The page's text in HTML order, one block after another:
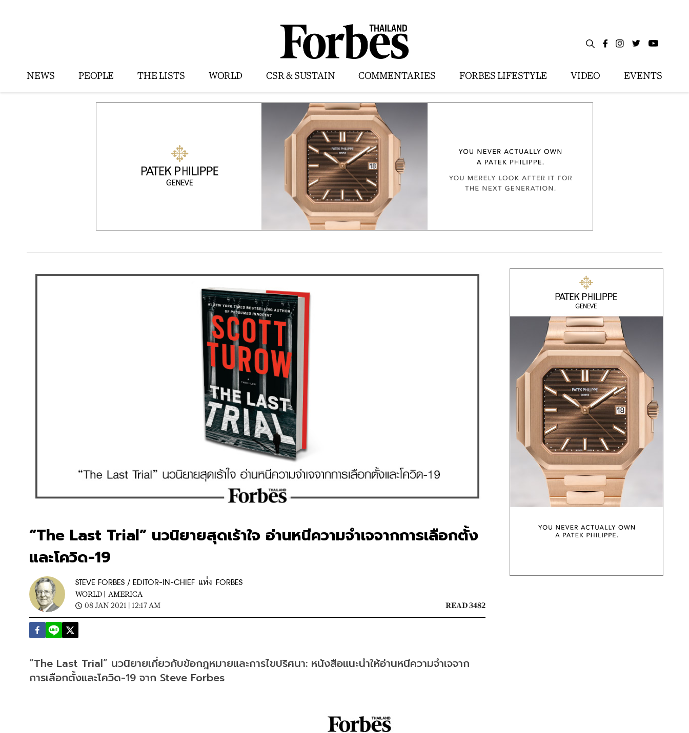
NEWS PEOPLE THE LISTS WORLD CSR & SUSTAIN COMMENTARIES FORBES LIFESTYLE VIDEO EVENTS
“The Last Trial” นวนิยายสุดเร้าใจ อ่านหนีความจำเจจากการเลือกตั้ง
และโควิด-19
STEVE FORBES / EDITOR-IN-CHIEF แห่ง FORBES
WORLD | AMERICA
08 JAN 2021 | 12:17 AM
READ 3482
“The Last Trial” นวนิยายเกี่ยวกับข้อกฎหมายและการไขปริศนา: หนังสือแนะนำให้อ่านหนีความจำเจจาก
การเลือกตั้งและโควิด-19 จาก Steve Forbes